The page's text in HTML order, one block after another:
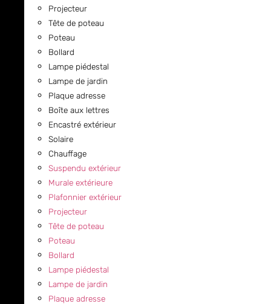
Projecteur
Tête de poteau
Poteau
Bollard
Lampe piédestal
Lampe de jardin
Plaque adresse
Boîte aux lettres
Encastré extérieur
Solaire
Chauffage
Suspendu extérieur
Murale extérieure
Plafonnier extérieur
Projecteur
Tête de poteau
Poteau
Bollard
Lampe piédestal
Lampe de jardin
Plaque adresse